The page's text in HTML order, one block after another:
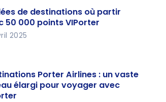
de destinations où partir
50 000 points VIPorter
2025
Porter Airlines : un vaste
élargi pour voyager avec